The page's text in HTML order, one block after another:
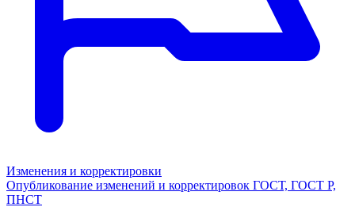
Изменения и корректировки
Опубликование изменений и корректировок ГОСТ, ГОСТ Р,
ПНСТ